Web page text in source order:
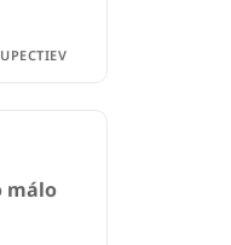
málo